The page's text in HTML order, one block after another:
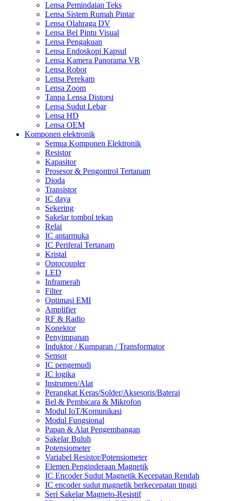
Lensa Pemindaian Teks
Lensa Sistem Rumah Pintar
Lensa Olahraga DV
Lensa Bel Pintu Visual
Lensa Pengakuan
Lensa Endoskopi Kapsul
Lensa Kamera Panorama VR
Lensa Robot
Lensa Perekam
Lensa Zoom
Tanpa Lensa Distorsi
Lensa Sudut Lebar
Lensa HD
Lensa OEM
Komponen elektronik
Semua Komponen Elektronik
Resistor
Kapasitor
Prosesor & Pengontrol Tertanam
Dioda
Transistor
IC daya
Sekering
Sakelar tombol tekan
Relai
IC antarmuka
IC Periferal Tertanam
Kristal
Optocoupler
LED
Inframerah
Filter
Optimasi EMI
Amplifier
RF & Radio
Konektor
Penyimpanan
Induktor / Kumparan / Transformator
Sensor
IC pengemudi
IC logika
Instrumen/Alat
Perangkat Keras/Solder/Aksesoris/Baterai
Bel & Pembicara & Mikrofon
Modul IoT/Komunikasi
Modul Fungsional
Papan & Alat Pengembangan
Sakelar Buluh
Potensiometer
Variabel Resistor/Potensiometer
Elemen Penginderaan Magnetik
IC Encoder Sudut Magnetik Kecepatan Rendah
IC encoder sudut magnetik berkecepatan tinggi
Seri Sakelar Magneto-Resistif